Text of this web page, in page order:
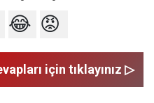
😂 😡
için tıklayınız ▷